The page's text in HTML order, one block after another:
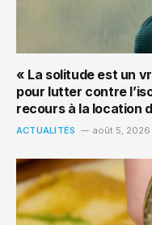
« La solitude est un
pour lutter contre
recours à la location
ACTUALITÉS août 5, 2026